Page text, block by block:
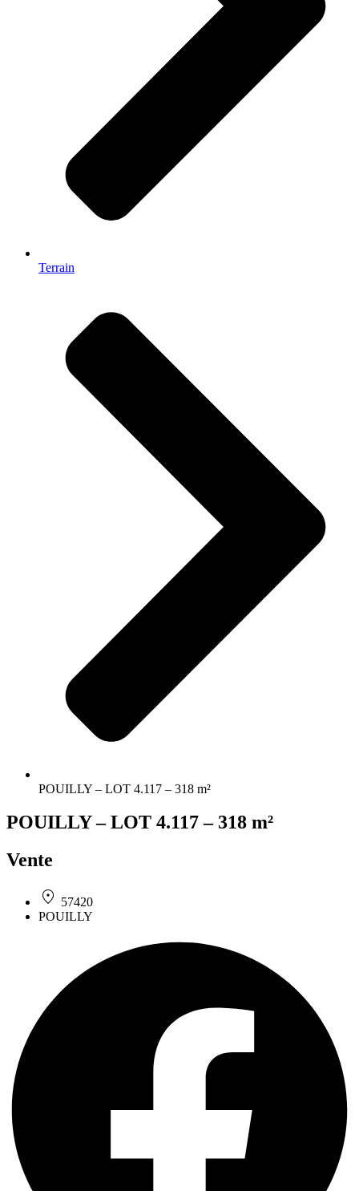
Terrain
POUILLY – LOT 4.117 – 318 m²
POUILLY – LOT 4.117 – 318 m²
Vente
57420
POUILLY